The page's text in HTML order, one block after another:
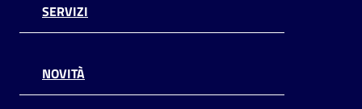
SERVIZI
NOVITÀ